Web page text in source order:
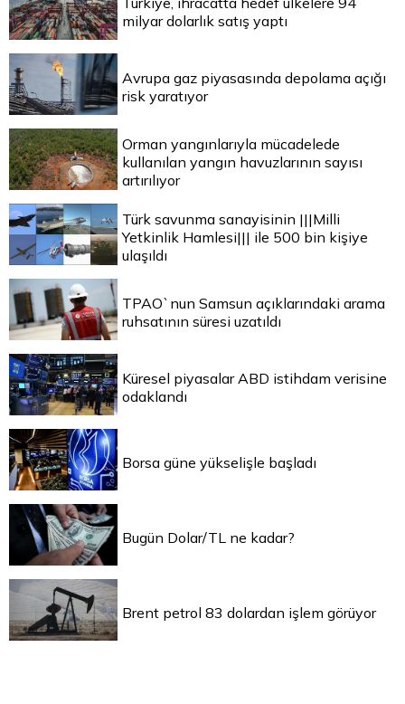
milyar dolarlık satış yaptı
Avrupa gaz piyasasında depolama açığı
risk yaratıyor
Orman yangınlarıyla mücadelede
kullanılan yangın havuzlarının sayısı
artırılıyor
Türk savunma sanayisinin |||Milli
Yetkinlik Hamlesi||| ile 500 bin kişiye
ulaşıldı
TPAO`nun Samsun açıklarındaki arama
ruhsatının süresi uzatıldı
Küresel piyasalar ABD istihdam verisine
odaklandı
Borsa güne yükselişle başladı
Bugün Dolar/TL ne kadar?
Brent petrol 83 dolardan işlem görüyor